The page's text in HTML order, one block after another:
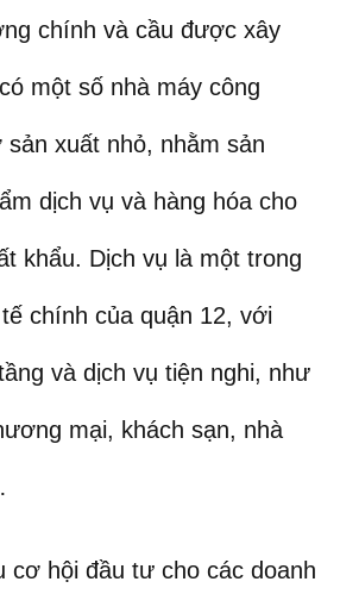
chính và cầu được xây
một số nhà máy công
xuất nhỏ, nhằm sản
dịch vụ và hàng hóa cho
khẩu. Dịch vụ là một trong
chính của quận 12, với
và dịch vụ tiện nghi, như
mại, khách sạn, nhà
cơ hội đầu tư cho các doanh